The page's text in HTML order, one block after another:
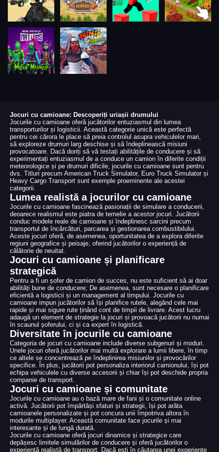
Jocuri cu camioane: Descoperiți uriașii drumului
Jocurile cu camioane oferă jucătorilor entuziasmul din lumea
transporturilor și logisticii. Această categorie unică este perfectă
pentru cei cărora le place să preia controlul asupra vehiculelor mari,
să exploreze drumuri larg deschise și să îndeplinească misiuni
provocatoare. Dacă doriți să vă testați abilitățile de conducere și să
experimentați entuziasmul de a conduce un camion în diferite condiții
meteorologice și pe drumuri dificile, jocurile cu camioane sunt pentru
dvs. Titluri precum American Truck Simulator, Euro Truck Simulator și
Heavy Cargo Transport sunt exemple proeminente ale acestei
categorii.
Lumea realistă a jocurilor cu camioane
Jocurile cu camioane fascinează pasionații de simulare a conducerii,
deoarece realismul este piatra de temelie a acestor jocuri. Jucătorii
conduc modele reale de camioane și îndeplinesc sarcini precum
transportul de încărcături, parcarea și gestionarea combustibilului.
Aceste jocuri oferă, de asemenea, oportunitatea de a explora diferite
regiuni geografice și peisaje, oferind jucătorilor o experiență de
călătorie de neuitat.
Jocuri cu camioane și planificare
strategică
Pentru a fi un șofer de camion de succes, nu este suficient să ai doar
abilități bune de conducere; De asemenea, sunt necesare o planificare
eficientă a logisticii și un management al timpului. Jocurile cu
camioane impun jucătorilor să își planifice rutele, alegând cele mai
rapide și mai sigure rute ținând cont de timpii de livrare. Acest lucru
adaugă un element de strategie la jocuri și provoacă jucătorii nu numai
în scaunul șoferului, ci și ca expert în logistică.
Diversitate în jocurile cu camioane
Categoria de jocuri cu camioane include diverse subgenuri și moduri.
Unele jocuri oferă jucătorilor mai multă explorare a lumii libere, în timp
ce altele se concentrează pe îndeplinirea misiunilor și provocărilor
specifice. În plus, jucătorii pot personaliza interiorul camionului, își pot
echipa vehiculele cu diverse accesorii și chiar își pot deschide propria
companie de transport.
Jocuri cu camioane și comunitate
Jocurile cu camioane au o bază mare de fani și o comunitate online
activă. Jucătorii pot împărtăși sfaturi și strategii, își pot arăta
camioanele personalizate și pot concura unii împotriva altora în
modurile multiplayer. Această comunitate face jocurile și mai
interesante și de lungă durată.
Jocurile cu camioane oferă jocuri dinamice și strategice care
depășesc limitele simulărilor de conducere și oferă jucătorilor o
experiență realistă de transport. Dacă ești în căutarea unei experiențe